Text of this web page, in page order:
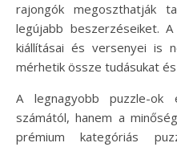
rajongók megoszthatják
legújabb beszerzéseiket.
kiállításai és versenyei is
mérhetik össze tudásukat
A legnagyobb puzzle-ok
számától, hanem a
prémium kategóriás